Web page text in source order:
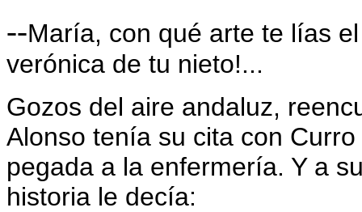
--María, con qué arte te lías
verónica de tu nieto!...
Gozos del aire andaluz,
Alonso tenía su cita con
pegada a la enfermería. Y a
historia le decía: